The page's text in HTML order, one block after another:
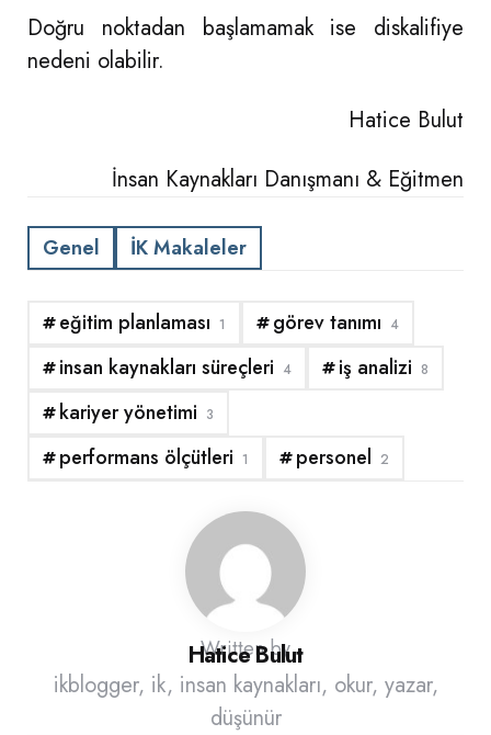
Doğru noktadan başlamamak ise diskalifiye
nedeni olabilir.
Hatice Bulut
İnsan Kaynakları Danışmanı & Eğitmen
Genel İK Makaleler
eğitim planlaması 1 görev tanımı 4
insan kaynakları süreçleri 4 iş analizi 8
kariyer yönetimi 3
performans ölçütleri 1 personel 2
Written by
Hatice Bulut
ikblogger, ik, insan kaynakları, okur, yazar,
düşünür